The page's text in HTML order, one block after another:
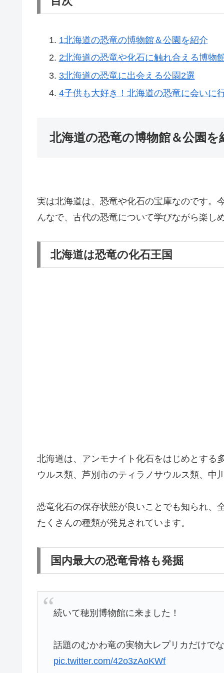
1北海道の恐竜の博物館＆公園を紹介
2北海道の恐竜や化石に触れ合える博物
3北海道の恐竜に出会える公園2選
4子供も大好き！北海道の恐竜に会いに
北海道の恐竜の博物館＆公園を
実は北海道は、恐竜や化石の宝庫なのです。
んなで、古代の恐竜について学びながら楽し
北海道は恐竜の化石王国
北海道は、アンモナイト化石をはじめとする
ウルス類、芦別市のティラノサウルス類、中
恐竜化石の保存状態が良いことでも知られ、
たくさんの種類が発見されています。
国内最大の恐竜骨格も発掘
続いて穂別博物館に来ました！
話題のむかわ竜の実物大レプリカだけで
pic.twitter.com/42o3zAoKWf